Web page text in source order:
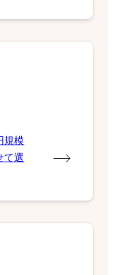
規模
て選